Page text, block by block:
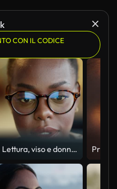
CON IL CODICE
Lettura, viso e donna al computer portatile con gli occhiali di notte per lavoro su internet, articolo e notizie. Primo piano della persona africana professionale al computer per la ricerca di giornalisti, risultati di lavoro online o pianificazione